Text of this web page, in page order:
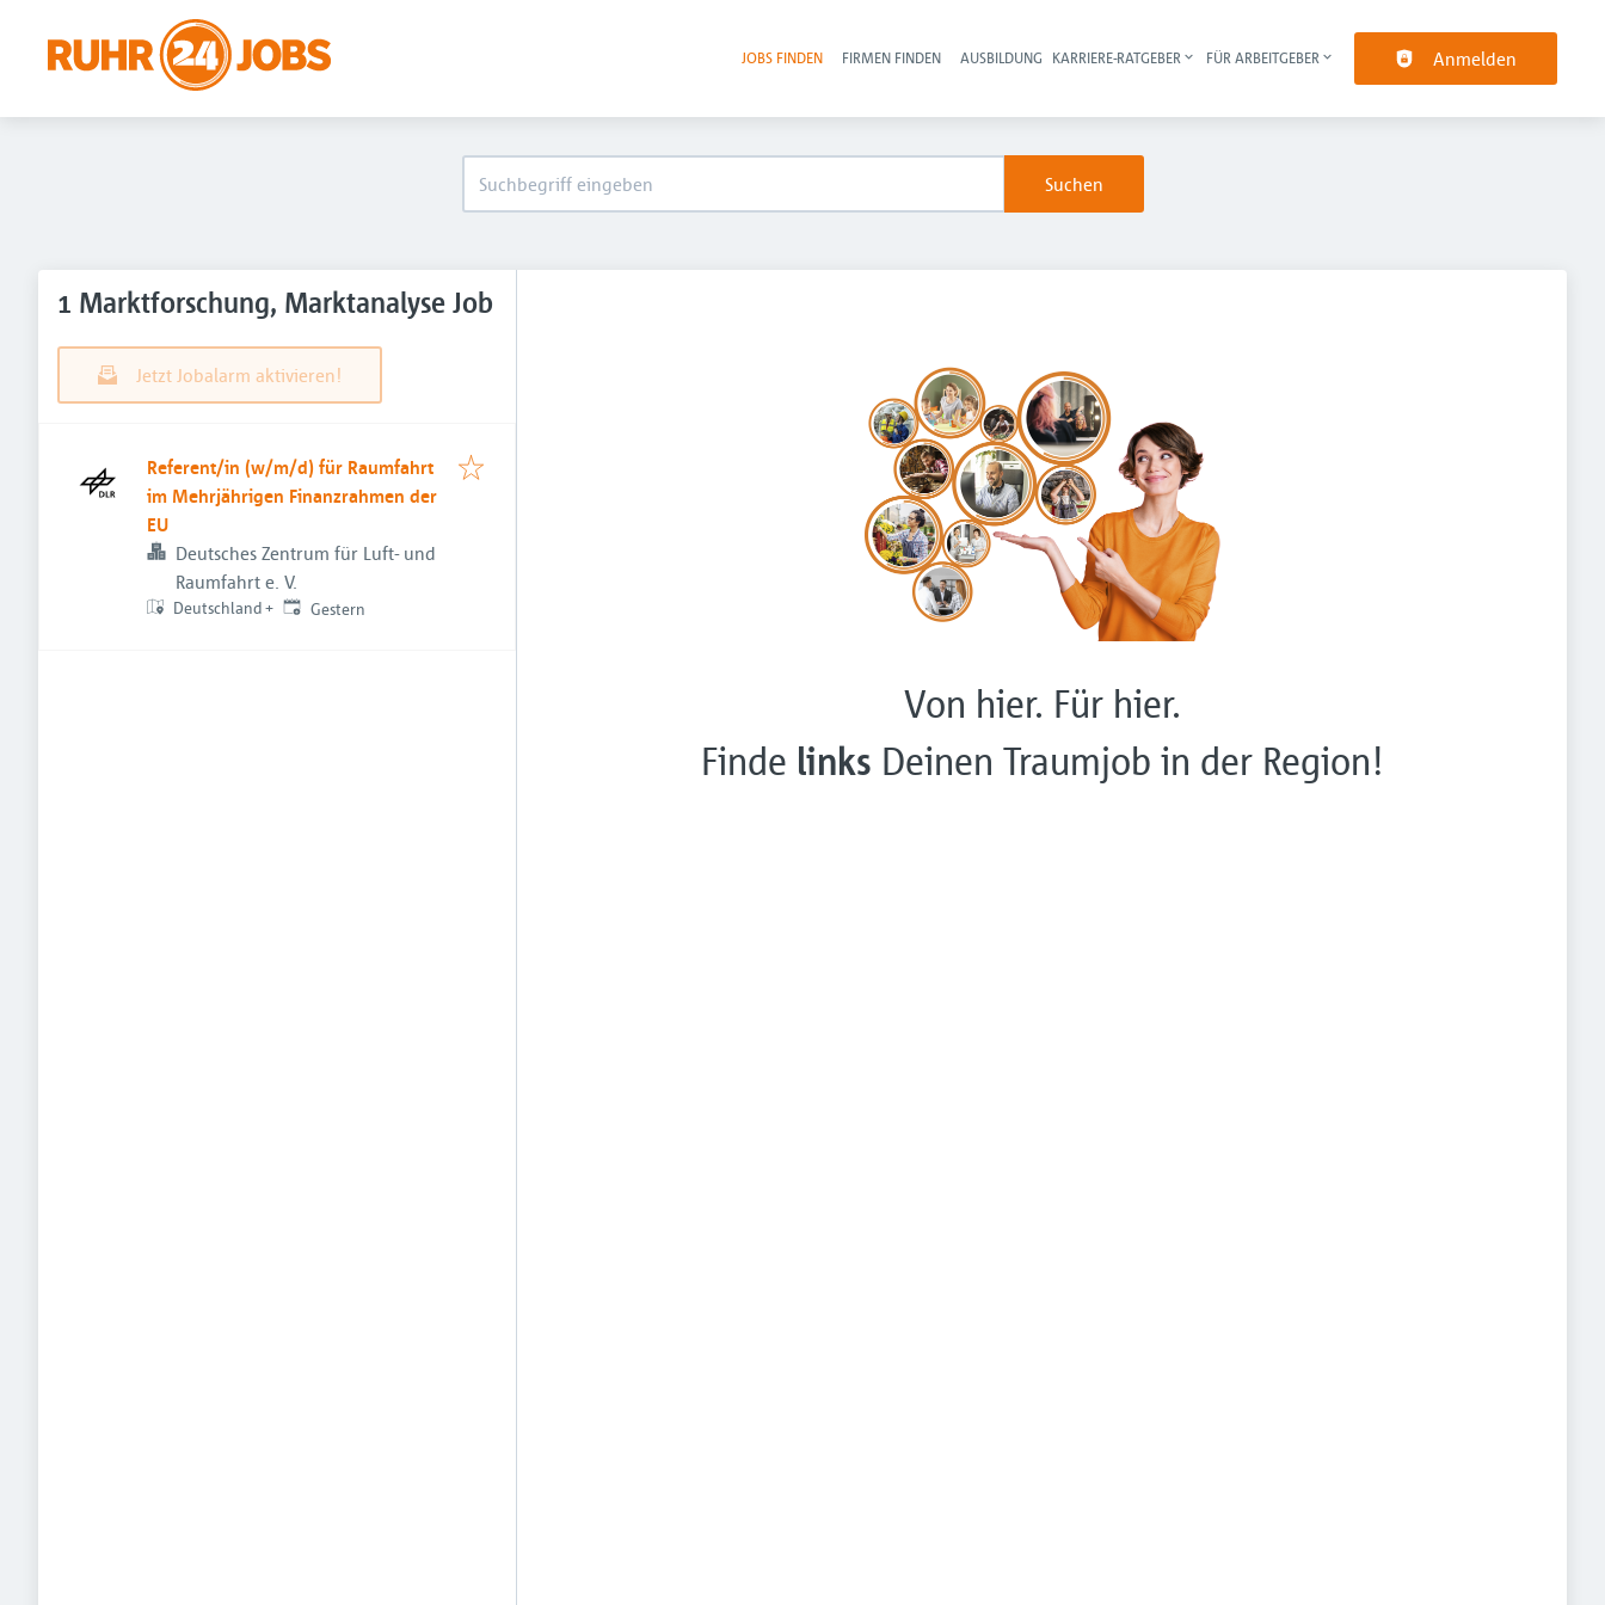
Haupt-Navigation
JOBS FINDEN FIRMEN FINDEN AUSBILDUNG KARRIERE-RATGEBER FÜR ARBEITGEBER Anmelden
Suchen
1 Marktforschung, Marktanalyse Job
Jetzt Jobalarm aktivieren!
Referent/in (w/m/d) für Raumfahrt
im Mehrjährigen Finanzrahmen der
EU
Deutsches Zentrum für Luft- und
Raumfahrt e. V.
Deutschland+ Veröffentlicht
Gestern
Von hier. Für hier.
Finde links Deinen Traumjob in der Region!